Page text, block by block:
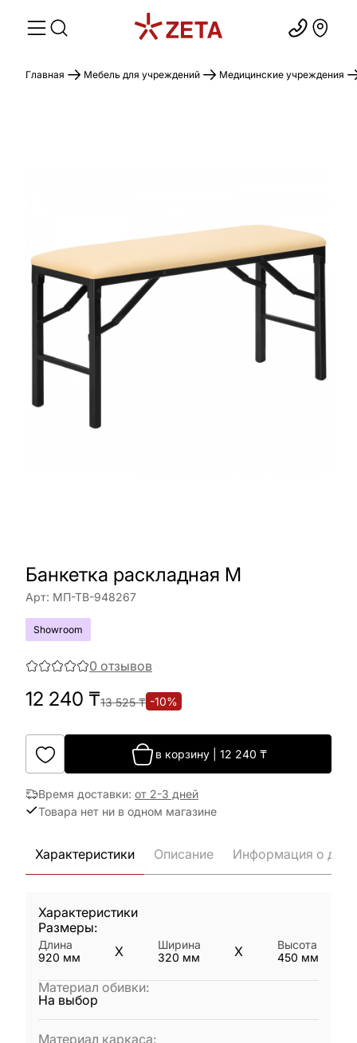
Главная Мебель для учреждений Медицинские учреждения
Банкетка раскладная М
Арт: МП-ТВ-948267
Showroom
0 отзывов
12 240 ₸13 525₸ -10%
в корзину| 12 240 ₸
Время доставки: от 2-3 дней
Товара нет ни в одном магазине
Характеристики Описание Информация о
Характеристики
Размеры:
Длина
920 мм X
Ширина
320 мм X
Высота
450 мм
Материал обивки:
На выбор
Материал каркаса: